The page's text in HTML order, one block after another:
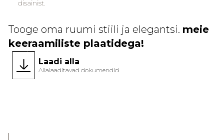
disainist.
Tooge oma ruumi stiili ja elegantsi. meie
keeraamiliste plaatidega!
Laadi alla
Allalaaditavad dokumendid